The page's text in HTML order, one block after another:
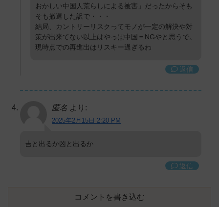
おかしい中国人荒らしによる被害」だったからそも
そも撤退した訳で・・・
結局、カントリーリスクってモノが一定の解決や対
策が出来てない以上はやっぱ中国＝NGやと思うで。
現時点での再進出はリスキー過ぎるわ
返信
匿名 より:
2025年2月15日 2:20 PM
吉と出るか凶と出るか
返信
コメントを書き込む